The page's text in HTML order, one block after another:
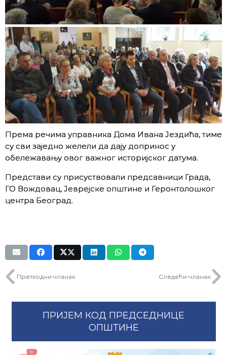
Према речима управника Дома Ивана Јездића, тиме
су сви заједно желели да дају допринос у
обележавању овог важног историјског датума.
Представи су присуствовали предсавници Града,
ГО Вождовац, Јеврејске општине и Геронтолошког
центра Београд.
Претходни чланак Следећи чланак
ПРИЈЕМ КОД ПРЕДСЕДНИЦЕ
ОПШТИНЕ